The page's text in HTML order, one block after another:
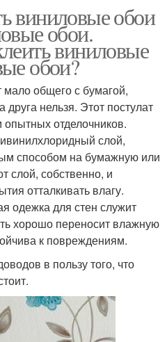
виниловые обои
обои.
виниловые
обои?
общего с бумагой,
друга нельзя. Этот постулат
отделочников.
слой,
способом на бумажную или
слой, собственно, и
отталкивать влагу.
одежка для стен служит
хорошо переносит влажную
к повреждениям.
в пользу того, что